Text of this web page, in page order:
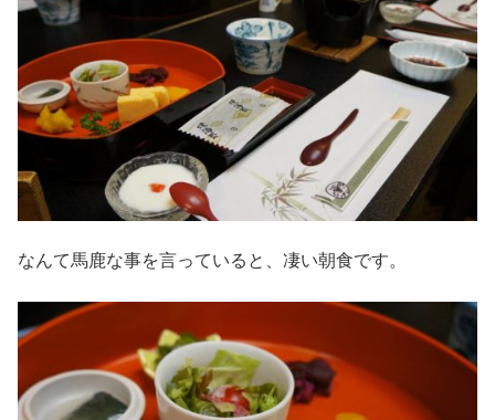
なんて馬鹿な事を言っていると、凄い朝食です。